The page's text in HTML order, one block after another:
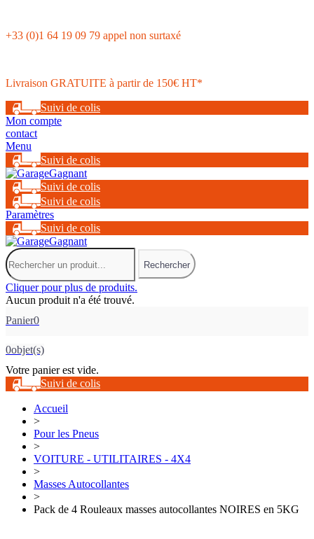
+33 (0)1 64 19 09 79 appel non surtaxé
Livraison GRATUITE à partir de 150€ HT*
Suivi de colis
Mon compte
contact
Menu
Suivi de colis
Suivi de colis
Suivi de colis
Paramètres
Suivi de colis
Rechercher
Cliquer pour plus de produits.
Aucun produit n'a été trouvé.
Panier0
0objet(s)
Votre panier est vide.
Suivi de colis
Accueil
>
Pour les Pneus
>
VOITURE - UTILITAIRES - 4X4
>
Masses Autocollantes
>
Pack de 4 Rouleaux masses autocollantes NOIRES en 5KG